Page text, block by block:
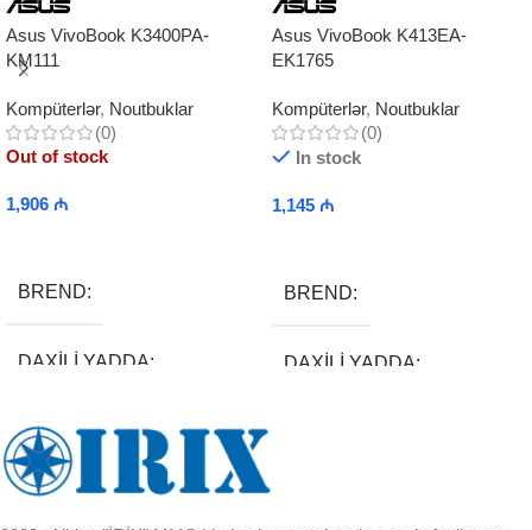
Asus VivoBook K3400PA-
KM111
Kompüterlər, Noutbuklar
(0)
Out of stock
1,906 ₼
BREND
DAXILI YADDA
EKRAN
KORPUSUN RNGI:
Asus VivoBook K413EA-
EK1765
Kompüterlər, Noutbuklar
(0)
In stock
1,145 ₼
BREND
DAXILI YADDA